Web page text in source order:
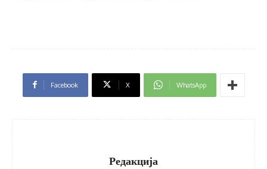
Facebook X WhatsApp
Редакција